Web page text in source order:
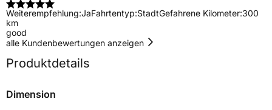
Weiterempfehlung:JaFahrtentyp:StadtGefahrene Kilometer:300
km
good
alle Kundenbewertungen anzeigen
Produktdetails
Dimension